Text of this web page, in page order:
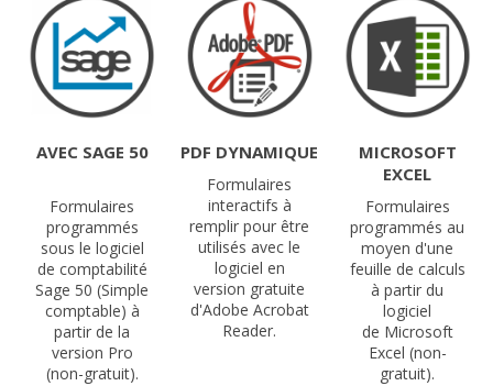
AVEC SAGE 50
Formulaires
programmés
sous le logiciel
de comptabilité
Sage 50 (Simple
comptable) à
partir de la
version Pro
(non-gratuit).
PDF DYNAMIQUE
Formulaires
interactifs à
remplir pour être
utilisés avec le
logiciel en
version gratuite
d'Adobe Acrobat
Reader.
MICROSOFT
EXCEL
Formulaires
programmés au
moyen d'une
feuille de calculs
à partir du
logiciel
de Microsoft
Excel (non-
gratuit).